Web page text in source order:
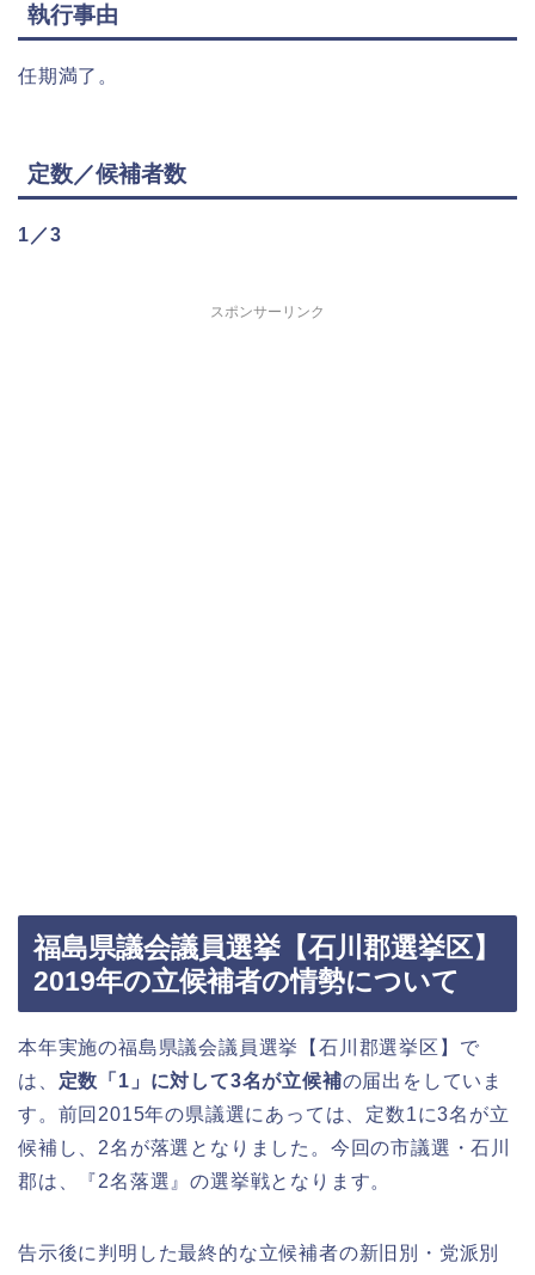
執行事由
任期満了。
定数／候補者数
1／3
スポンサーリンク
福島県議会議員選挙【石川郡選挙区】
2019年の立候補者の情勢について
本年実施の福島県議会議員選挙【石川郡選挙区】で
は、 定数「1」に対して3名が立候補の届出をしていま
す。前回2015年の県議選にあっては、定数1に3名が立
候補し、2名が落選となりました。今回の市議選・石川
郡は、『2名落選』の選挙戦となります。
告示後に判明した最終的な立候補者の新旧別・党派別